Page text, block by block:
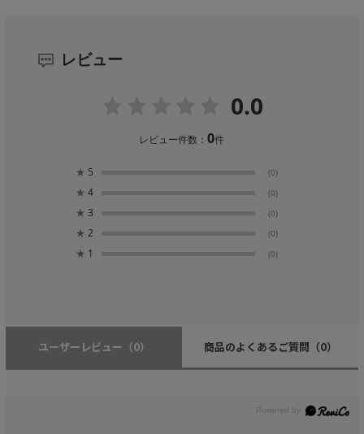
レビュー
0.0
レビュー件数：0件
★ 5 (0)
★ 4 (0)
★ 3 (0)
★ 2 (0)
★ 1 (0)
ユーザーレビュー （0） 商品のよくあるご質問 （0）